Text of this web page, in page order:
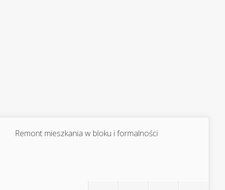
Remont mieszkania w bloku i formalności